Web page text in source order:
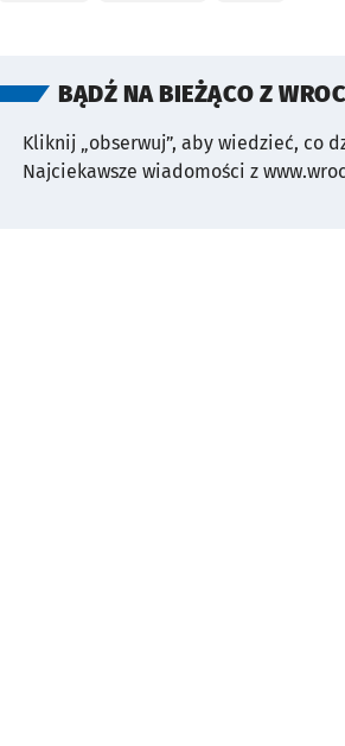
BĄDŹ NA BIEŻĄCO Z
Kliknij „obserwuj”, aby wiedzieć, co
Najciekawsze wiadomości z